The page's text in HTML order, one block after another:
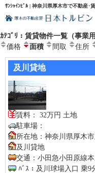
ｻﾝｼｬｲﾝﾋﾞﾙ | 神奈川県厚木市で不動産･
ｶﾃｺﾞﾘ：賃貸物件一覧（事業用
価格
面積 間取 住所
及川貸地
賃料： 32万円 土地
駐車場：
所在地：神奈川県厚木市
及川貸地
交通：小田急小田原線
ﾊﾞｽ：及川球場入口 乗9